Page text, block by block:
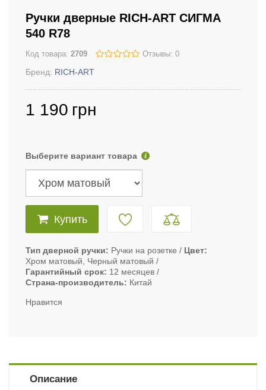
Ручки дверные RICH-ART СИГМА
540 R78
Код товара: 2709 Отзывы: 0
Бренд: RICH-ART
1 190 грн
Выберите вариант товара
Купить
Тип дверной ручки Ручки на розетке
Цвет
Хром матовый, Черный матовый
Гарантийный срок
12 месяцев
Страна-производитель
Китай
Нравится
Описание